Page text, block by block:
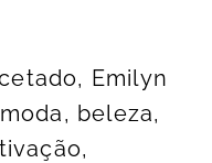
Emilyn
beleza,